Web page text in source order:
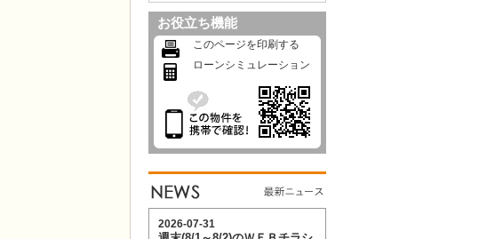
お役立ち機能
このページを印刷する
ローンシミュレーション